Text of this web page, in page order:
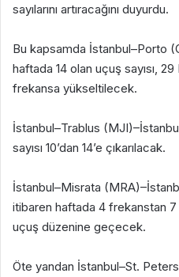
sayılarını artıracağını duyurdu.
Bu kapsamda İstanbul–Porto
haftada 14 olan uçuş sayısı,
frekansa yükseltilecek.
İstanbul–Trablus
sayısı 10’dan 14’e çıkarılacak.
İstanbul–Misrata
itibaren haftada 4 frekanstan
uçuş düzenine geçecek.
Öte yandan İstanbul–St.